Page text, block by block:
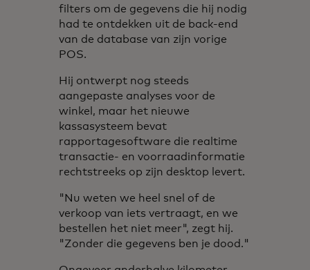
filters om de gegevens die hij nodig
had te ontdekken uit de back-end
van de database van zijn vorige
POS.
Hij ontwerpt nog steeds
aangepaste analyses voor de
winkel, maar het nieuwe
kassasysteem bevat
rapportagesoftware die realtime
transactie- en voorraadinformatie
rechtstreeks op zijn desktop levert.
"Nu weten we heel snel of de
verkoop van iets vertraagt, en we
bestellen het niet meer", zegt hij.
"Zonder die gegevens ben je dood."